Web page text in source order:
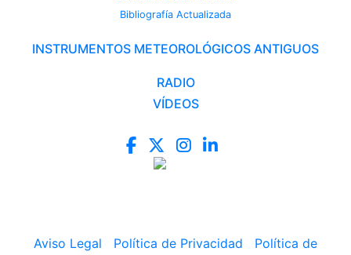
Bibliografía Actualizada
INSTRUMENTOS METEOROLÓGICOS ANTIGUOS
RADIO
VÍDEOS
Aviso Legal Política de Privacidad
Política de